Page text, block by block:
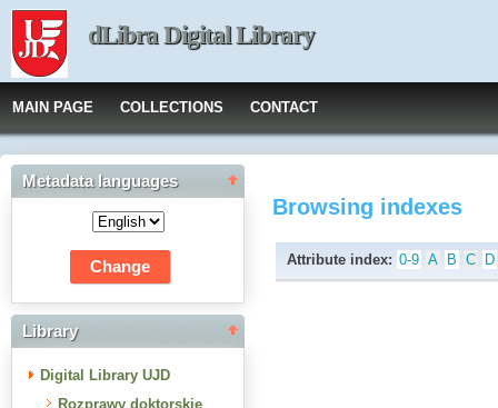
dLibra Digital Library
MAIN PAGE COLLECTIONS CONTACT
Metadata languages
Library
Digital Library UJD
Rozprawy doktorskie
Browsing indexes
Attribute index: 0-9 A B C D